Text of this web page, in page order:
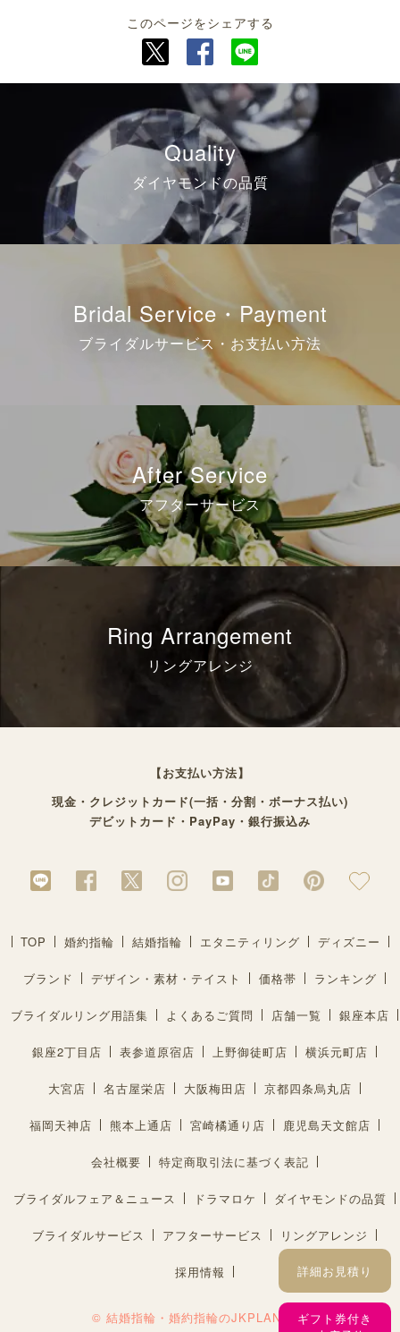
このページをシェアする
Quality
ダイヤモンドの品質
Bridal Service・Payment
ブライダルサービス・お支払い方法
After Service
アフターサービス
Ring Arrangement
リングアレンジ
詳細お見積り
ギフト券付き
【お支払い方法】
現金・クレジットカード(一括・分割・ボーナス払い)
デビットカード・PayPay・銀行振込み
TOP 婚約指輪 結婚指輪 エタニティリング ディズニー
ブランド デザイン・素材・テイスト 価格帯 ランキング
ブライダルリング用語集 よくあるご質問 店舗一覧 銀座本店
銀座2丁目店 表参道原宿店 上野御徒町店 横浜元町店
大宮店 名古屋栄店 大阪梅田店 京都四条烏丸店
福岡天神店 熊本上通店 宮崎橘通り店 鹿児島天文館店
会社概要 特定商取引法に基づく表記
ブライダルフェア＆ニュース ドラマロケ ダイヤモンドの品質
ブライダルサービス アフターサービス リングアレンジ
採用情報
© 結婚指輪・婚約指輪のJKPLANET®︎